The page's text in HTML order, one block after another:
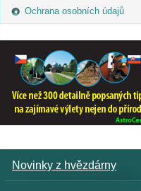
Ochrana osobních údajů
Novinky z hvězdárny